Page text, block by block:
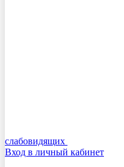
слабовидящих
Вход в личный кабинет